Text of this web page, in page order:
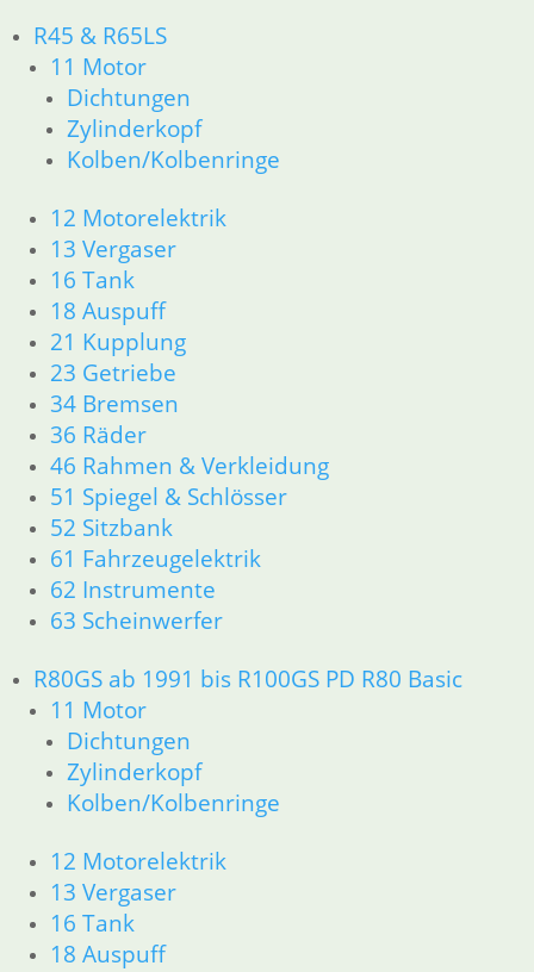
R45 & R65LS
11 Motor
Dichtungen
Zylinderkopf
Kolben/Kolbenringe
12 Motorelektrik
13 Vergaser
16 Tank
18 Auspuff
21 Kupplung
23 Getriebe
34 Bremsen
36 Räder
46 Rahmen & Verkleidung
51 Spiegel & Schlösser
52 Sitzbank
61 Fahrzeugelektrik
62 Instrumente
63 Scheinwerfer
R80GS ab 1991 bis R100GS PD R80 Basic
11 Motor
Dichtungen
Zylinderkopf
Kolben/Kolbenringe
12 Motorelektrik
13 Vergaser
16 Tank
18 Auspuff
Zylinderkopf
Kolben/Kolbenringe
12 Motorelektrik
13 Vergaser
16 Tank
21 Kupplung
23 Getriebe
34 Bremsen
36 Räder
46 Rahmen & Verkleidung
51 Spiegel & Schlösser
52 Sitzbank
61 Fahrzeugelektrik
62 Instrumente
63 Scheinwerfer
R80GS ab 1991 bis R100GS PD R80 Basic
11 Motor
Dichtungen
Zylinderkopf
Kolben/Kolbenringe
12 Motorelektrik
16 Tank
18 Auspuff
21 Kupplung
23 Getriebe
31 Telegabel
26 Kardanwelle
33 Antrieb
36 Räder
34 Bremsen
46 Rahmen & Verkleidung